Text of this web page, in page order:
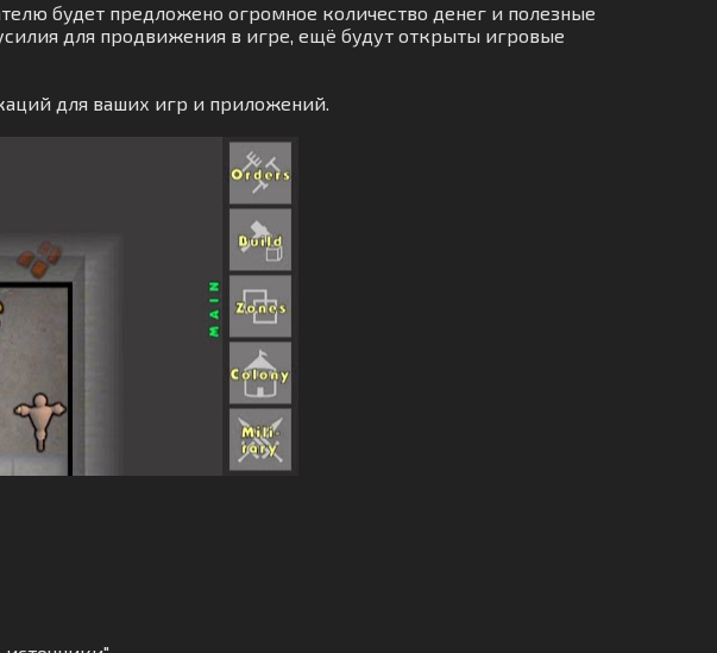
будет предложено огромное количество денег и полезные
для продвижения в игре, ещё будут открыты игровые
для ваших игр и приложений.